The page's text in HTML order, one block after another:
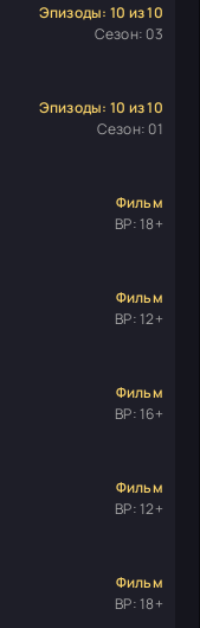
Эпизоды: 10 из 10
Сезон: 03
Эпизоды: 10 из 10
Сезон: 01
Фильм
ВР: 18+
Фильм
ВР: 12+
Фильм
ВР: 16+
Фильм
ВР: 12+
Фильм
ВР: 18+